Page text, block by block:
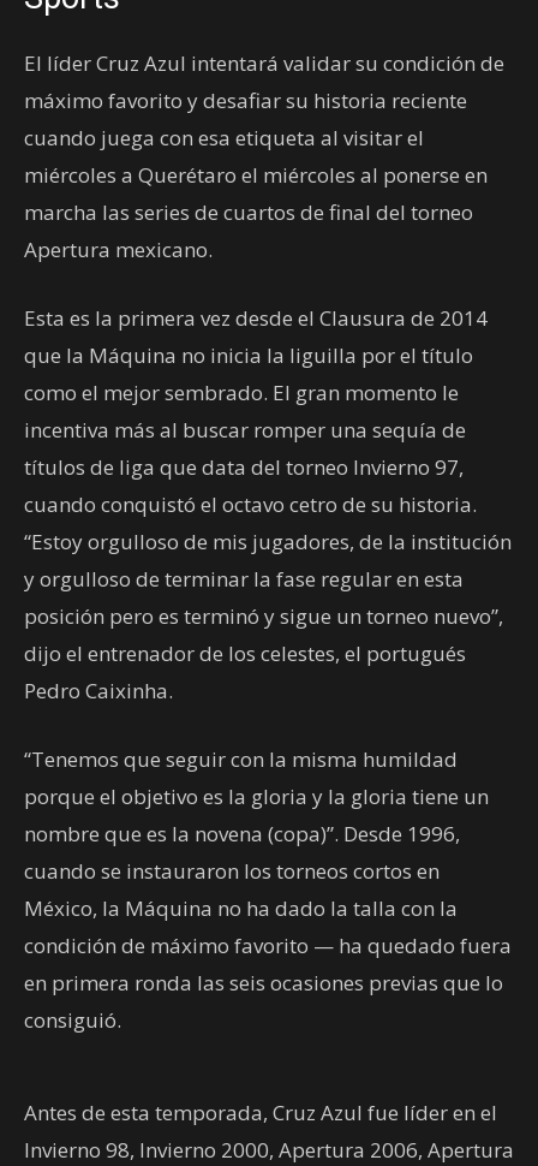
El líder Cruz Azul intentará validar su condición de
máximo favorito y desafiar su historia reciente
cuando juega con esa etiqueta al visitar el
miércoles a Querétaro el miércoles al ponerse en
marcha las series de cuartos de final del torneo
Apertura mexicano.
Esta es la primera vez desde el Clausura de 2014
que la Máquina no inicia la liguilla por el título
como el mejor sembrado. El gran momento le
incentiva más al buscar romper una sequía de
títulos de liga que data del torneo Invierno 97,
cuando conquistó el octavo cetro de su historia.
“Estoy orgulloso de mis jugadores, de la institución
y orgulloso de terminar la fase regular en esta
posición pero es terminó y sigue un torneo nuevo”,
dijo el entrenador de los celestes, el portugués
Pedro Caixinha.
“Tenemos que seguir con la misma humildad
porque el objetivo es la gloria y la gloria tiene un
nombre que es la novena (copa)”. Desde 1996,
cuando se instauraron los torneos cortos en
México, la Máquina no ha dado la talla con la
condición de máximo favorito — ha quedado fuera
en primera ronda las seis ocasiones previas que lo
consiguió.
Antes de esta temporada, Cruz Azul fue líder en el
Invierno 98, Invierno 2000, Apertura 2006, Apertura